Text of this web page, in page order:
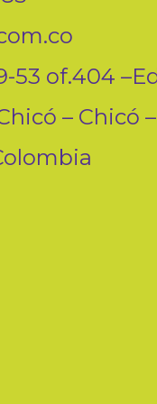
53 of.404
– Chicó –